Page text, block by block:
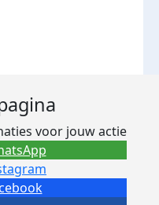
voor jouw actie